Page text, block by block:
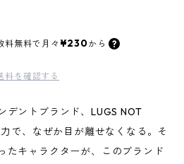
料無料で 月々 ¥230から
料を確認する
デントブランド、LUGS NOT
で、なぜか目が離せなくなる。そ
たキャラクターが、このブランド